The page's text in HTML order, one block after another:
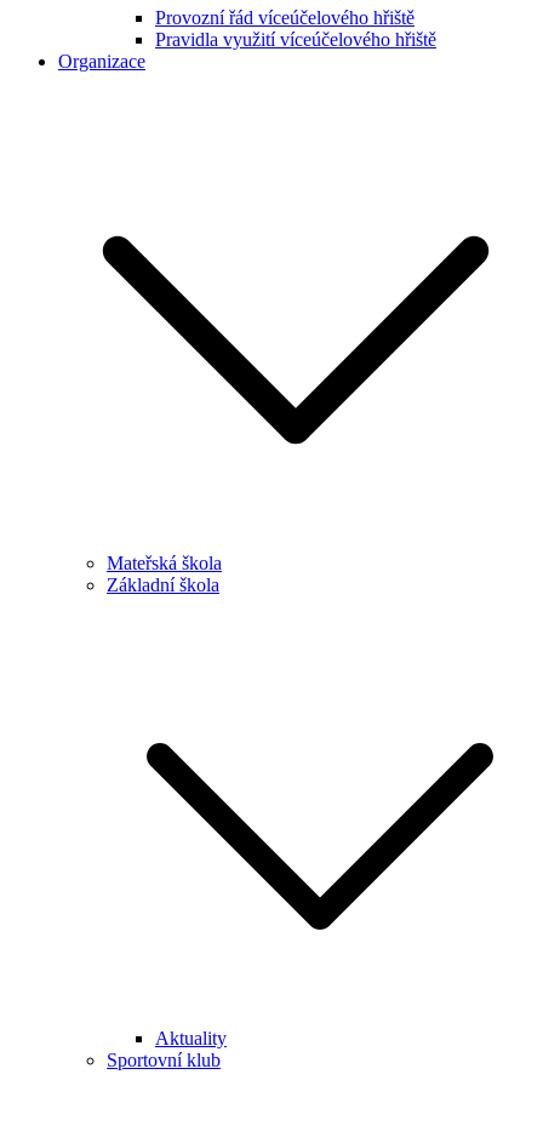
Provozní řád víceúčelového hřiště
Pravidla využití víceúčelového hřiště
Organizace
Mateřská škola
Základní škola
Aktuality
Sportovní klub